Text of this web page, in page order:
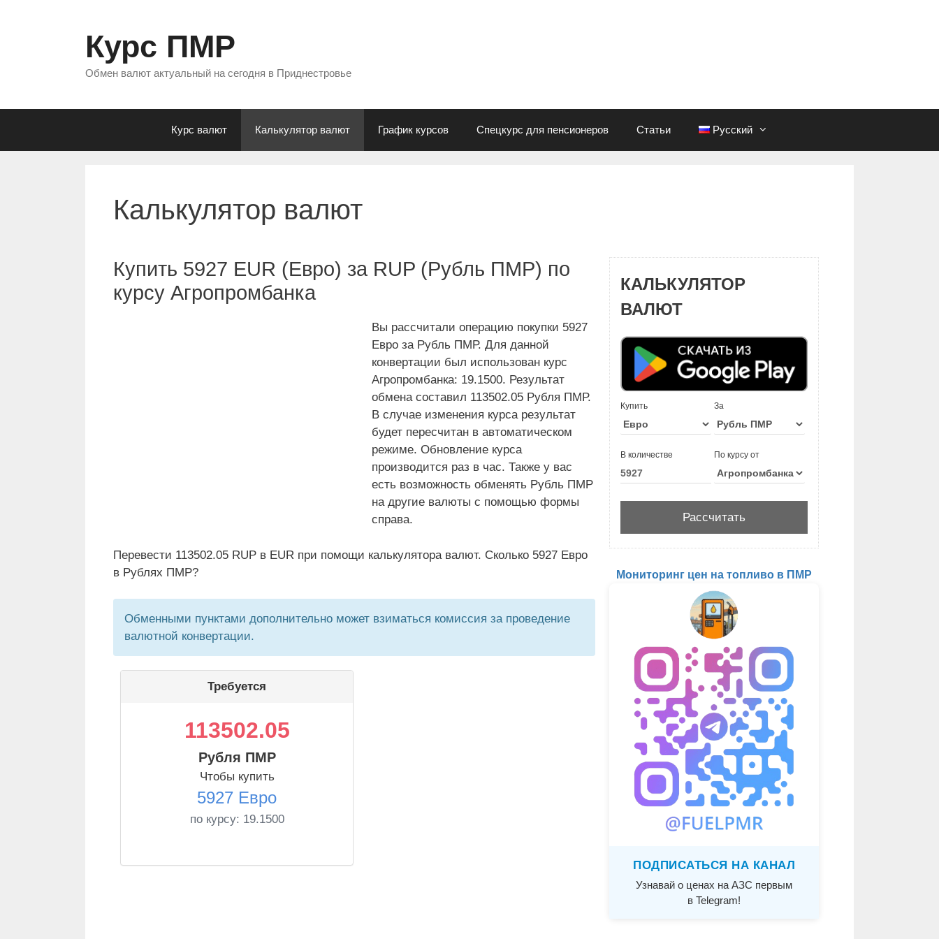
Курс ПМР
Обмен валют актуальный на сегодня в Приднестровье
Курс валют Калькулятор валют График курсов Спецкурс для пенсионеров Статьи Русский
Калькулятор валют
Купить 5927 EUR (Евро) за RUP (Рубль ПМР) по
курсу Агропромбанка
Вы рассчитали операцию покупки 5927
Евро за Рубль ПМР. Для данной
конвертации был использован курс
Агропромбанка: 19.1500. Результат
обмена составил 113502.05 Рубля ПМР.
В случае изменения курса результат
будет пересчитан в автоматическом
режиме. Обновление курса
производится раз в час. Также у вас
есть возможность обменять Рубль ПМР
на другие валюты с помощью формы
справа.
Перевести 113502.05 RUP в EUR при помощи калькулятора валют. Сколько 5927 Евро
в Рублях ПМР?
Обменными пунктами дополнительно может взиматься комиссия за проведение
валютной конвертации.
Требуется
113502.05
Рубля ПМР
Чтобы купить
5927 Евро
по курсу: 19.1500
КАЛЬКУЛЯТОР
ВАЛЮТ
Купить За
В количестве По курсу от
Мониторинг цен на топливо в ПМР
ПОДПИСАТЬСЯ НА КАНАЛ
Узнавай о ценах на АЗС первым
в Telegram!